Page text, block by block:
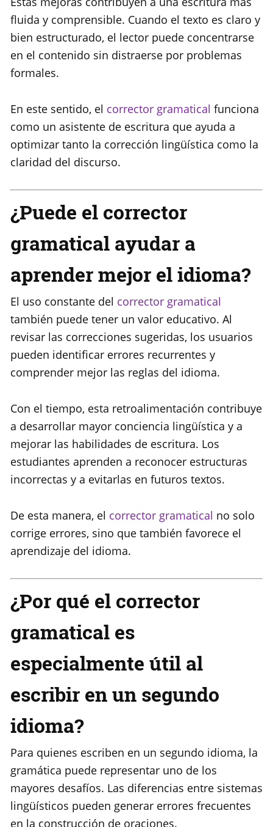
fluida y comprensible. Cuando el texto es claro y
bien estructurado, el lector puede concentrarse
en el contenido sin distraerse por problemas
formales.
En este sentido, el corrector gramatical funciona
como un asistente de escritura que ayuda a
optimizar tanto la corrección lingüística como la
claridad del discurso.
¿Puede el corrector
gramatical ayudar a
aprender mejor el idioma?
El uso constante del corrector gramatical
también puede tener un valor educativo. Al
revisar las correcciones sugeridas, los usuarios
pueden identificar errores recurrentes y
comprender mejor las reglas del idioma.
Con el tiempo, esta retroalimentación contribuye
a desarrollar mayor conciencia lingüística y a
mejorar las habilidades de escritura. Los
estudiantes aprenden a reconocer estructuras
incorrectas y a evitarlas en futuros textos.
De esta manera, el corrector gramatical no solo
corrige errores, sino que también favorece el
aprendizaje del idioma.
¿Por qué el corrector
gramatical es
especialmente útil al
escribir en un segundo
idioma?
Para quienes escriben en un segundo idioma, la
gramática puede representar uno de los
mayores desafíos. Las diferencias entre sistemas
lingüísticos pueden generar errores frecuentes
en la construcción de oraciones.